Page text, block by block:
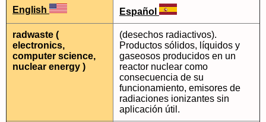
English Español
radwaste (
electronics,
computer science,
nuclear energy )
(desechos radiactivos).
Productos sólidos, líquidos y
gaseosos producidos en un
reactor nuclear como
consecuencia de su
funcionamiento, emisores de
radiaciones ionizantes sin
aplicación útil.